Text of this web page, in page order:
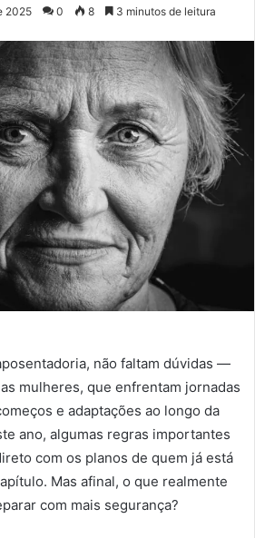
2025 0 8 3 minutos de leitura
não faltam dúvidas —
mulheres, que enfrentam jornadas
e adaptações ao longo da
ano, algumas regras importantes
com os planos de quem já está
Mas afinal, o que realmente
com mais segurança?